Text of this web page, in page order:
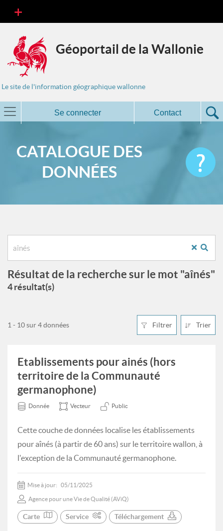
Géoportail de la Wallonie
Le site de l'information géographique wallonne
Se connecter Contact
CATALOGUE DES
DONNÉES
Résultat de la recherche sur le mot "aînés"
4 résultat(s)
Filtrer Trier
1 - 10 sur 4 données
Etablissements pour ainés (hors
territoire de la Communauté
germanophone)
Donnée Vecteur Public
Cette couche de données localise les établissements
pour aînés (à partir de 60 ans) sur le territoire wallon, à
l'exception de la Communauté germanophone.
Mise à jour: 05/11/2025
Agence pour une Vie de Qualité (AViQ)
Carte Service Téléchargement